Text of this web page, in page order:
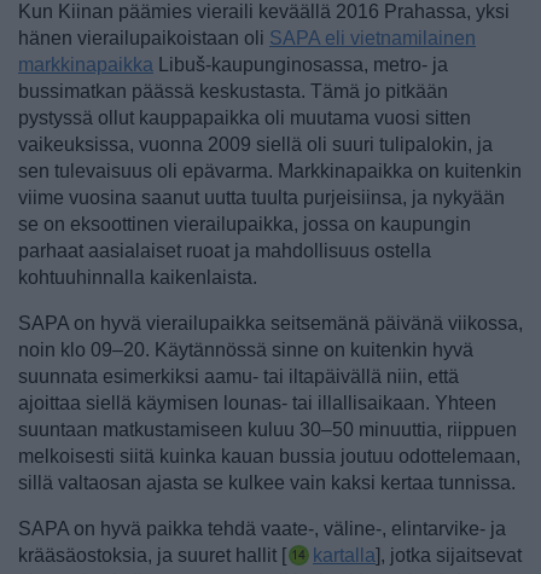
Kun Kiinan päämies vieraili keväällä 2016 Prahassa, yksi
hänen vierailupaikoistaan oli SAPA eli vietnamilainen
markkinapaikka Libuš-kaupunginosassa, metro- ja
bussimatkan päässä keskustasta. Tämä jo pitkään
pystyssä ollut kauppapaikka oli muutama vuosi sitten
vaikeuksissa, vuonna 2009 siellä oli suuri tulipalokin, ja
sen tulevaisuus oli epävarma. Markkinapaikka on kuitenkin
viime vuosina saanut uutta tuulta purjeisiinsa, ja nykyään
se on eksoottinen vierailupaikka, jossa on kaupungin
parhaat aasialaiset ruoat ja mahdollisuus ostella
kohtuuhinnalla kaikenlaista.
SAPA on hyvä vierailupaikka seitsemänä päivänä viikossa,
noin klo 09–20. Käytännössä sinne on kuitenkin hyvä
suunnata esimerkiksi aamu- tai iltapäivällä niin, että
ajoittaa siellä käymisen lounas- tai illallisaikaan. Yhteen
suuntaan matkustamiseen kuluu 30–50 minuuttia, riippuen
melkoisesti siitä kuinka kauan bussia joutuu odottelemaan,
sillä valtaosan ajasta se kulkee vain kaksi kertaa tunnissa.
SAPA on hyvä paikka tehdä vaate-, väline-, elintarvike- ja
krääsäostoksia, ja suuret hallit [
kartalla], jotka sijaitsevat